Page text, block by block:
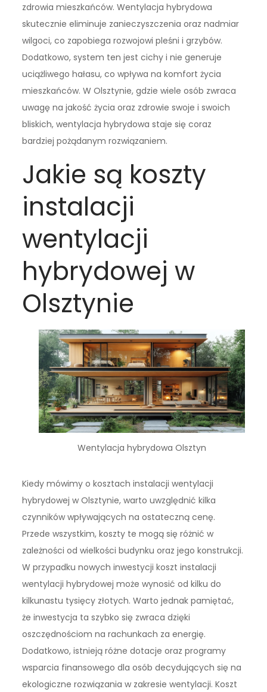
zdrowia mieszkańców. Wentylacja hybrydowa
skutecznie eliminuje zanieczyszczenia oraz nadmiar
wilgoci, co zapobiega rozwojowi pleśni i grzybów.
Dodatkowo, system ten jest cichy i nie generuje
uciążliwego hałasu, co wpływa na komfort życia
mieszkańców. W Olsztynie, gdzie wiele osób zwraca
uwagę na jakość życia oraz zdrowie swoje i swoich
bliskich, wentylacja hybrydowa staje się coraz
bardziej pożądanym rozwiązaniem.
Jakie są koszty
instalacji
wentylacji
hybrydowej w
Olsztynie
Wentylacja hybrydowa Olsztyn
Kiedy mówimy o kosztach instalacji wentylacji
hybrydowej w Olsztynie, warto uwzględnić kilka
czynników wpływających na ostateczną cenę.
Przede wszystkim, koszty te mogą się różnić w
zależności od wielkości budynku oraz jego konstrukcji.
W przypadku nowych inwestycji koszt instalacji
wentylacji hybrydowej może wynosić od kilku do
kilkunastu tysięcy złotych. Warto jednak pamiętać,
że inwestycja ta szybko się zwraca dzięki
oszczędnościom na rachunkach za energię.
Dodatkowo, istnieją różne dotacje oraz programy
wsparcia finansowego dla osób decydujących się na
ekologiczne rozwiązania w zakresie wentylacji. Koszt